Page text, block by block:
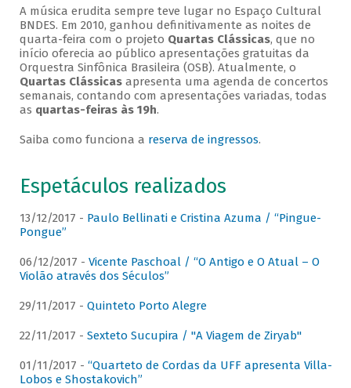
A música erudita sempre teve lugar no Espaço Cultural
BNDES. Em 2010, ganhou definitivamente as noites de
quarta-feira com o projeto Quartas Clássicas, que no
início oferecia ao público apresentações gratuitas da
Orquestra Sinfônica Brasileira (OSB). Atualmente, o
Quartas Clássicasapresenta uma agenda de concertos
semanais, contando com apresentações variadas, todas
as quartas-feiras às 19h.
Saiba como funciona a reserva de ingressos.
Espetáculos realizados
13/12/2017 - Paulo Bellinati e Cristina Azuma / “Pingue-
Pongue”
06/12/2017 - Vicente Paschoal / “O Antigo e O Atual – O
Violão através dos Séculos”
29/11/2017 - Quinteto Porto Alegre
22/11/2017 - Sexteto Sucupira / "A Viagem de Ziryab"
01/11/2017 - “Quarteto de Cordas da UFF apresenta Villa-
Lobos e Shostakovich”